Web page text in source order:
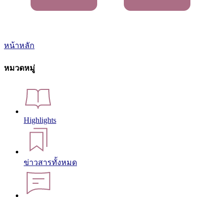
หน้าหลัก
หมวดหมู่
Highlights
ข่าวสารทั้งหมด